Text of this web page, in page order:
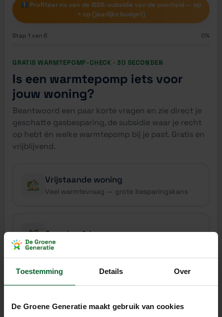
Toestemming Details Over
De Groene Generatie maakt gebruik van cookies
Profiteer nu van de ISDE-subsidie van de overheid — op
= op (jaarlijks budget)
Stap 1 van 6 0%
GRATIS WARMTEPOMP-CHECK · 30 SECONDEN
Is een warmtepomp iets voor
jouw woning?
Beantwoord een paar korte vragen en zie direct je
geschatte gasbesparing, de subsidie waar je recht
op hebt én welke warmtepomp bij je past. Gratis en
vrijblijvend.
Vrijstaande woning
Veel warmtevraag — grote besparingskans
2-onder-1-kap
Tussen- of hoekwoning